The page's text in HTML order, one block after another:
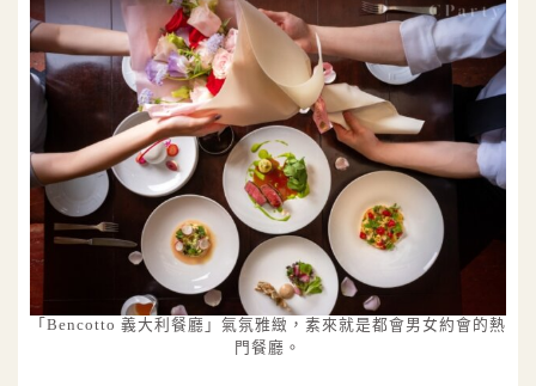
「Bencotto 義大利餐廳」氣氛雅緻，素來就是都會男女約會的熱
門餐廳。